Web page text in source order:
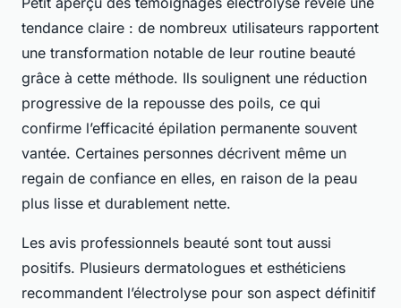
tendance claire : de nombreux utilisateurs rapportent
une transformation notable de leur routine beauté
grâce à cette méthode. Ils soulignent une réduction
progressive de la repousse des poils, ce qui
confirme l’efficacité épilation permanente souvent
vantée. Certaines personnes décrivent même un
regain de confiance en elles, en raison de la peau
plus lisse et durablement nette.
Les avis professionnels beauté sont tout aussi
positifs. Plusieurs dermatologues et esthéticiens
recommandent l’électrolyse pour son aspect définitif